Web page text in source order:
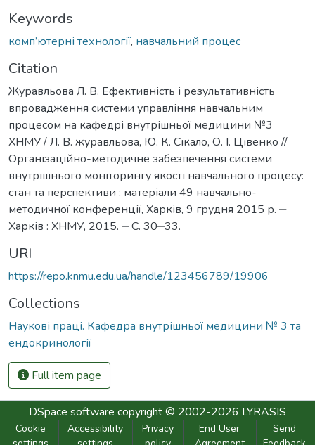
Keywords
комп’ютерні технології, навчальний процес
Citation
Журавльова Л. В. Ефективність і результативність
впровадження системи управління навчальним
процесом на кафедрі внутрішньої медицини №3
ХНМУ / Л. В. журавльова, Ю. К. Сікало, О. І. Цівенко //
Організаційно-методичне забезпечення системи
внутрішнього моніторингу якості навчального процесу:
стан та перспективи : матеріали 49 навчально-
методичної конференції, Харків, 9 грудня 2015 р. ‒
Харків : ХНМУ, 2015. ‒ С. 30‒33.
URI
https://repo.knmu.edu.ua/handle/123456789/19906
Collections
Наукові праці. Кафедра внутрішньої медицини № 3 та
ендокринології
Full item page
DSpace software copyright © 2002-2026 LYRASIS
Cookie
Accessibility
Privacy
End User
Send